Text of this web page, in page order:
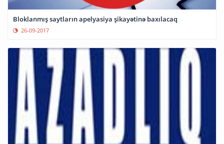
Bloklanmış saytların apelyasiya şikayətinə baxılacaq
26-09-2017